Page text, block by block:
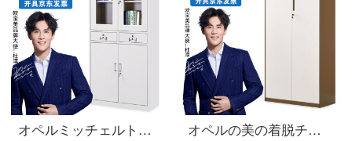
オペルミッチェルトオフィスキャビネット鋼製のブリーフィングキャビネットのアーカイブキャビネットの中の二斗チェーストの厚いお金
オペルの美の着脱チェイストの資料の箱の事務棚の書類棚の鉄の皮の戸棚の証明の箱の茶色